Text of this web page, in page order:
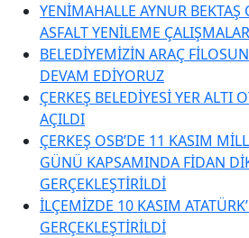
YENİMAHALLE AYNUR BEKTAŞ
ASFALT YENİLEME
BELEDİYEMİZİN ARAÇ
DEVAM EDİYORUZ
ÇERKEŞ BELEDİYESİ YER ALTI
AÇILDI
ÇERKEŞ OSB’DE 11 KASIM
GÜNÜ KAPSAMINDA FİDAN
GERÇEKLEŞTİRİLDİ
İLÇEMİZDE 10 KASIM
GERÇEKLEŞTİRİLDİ